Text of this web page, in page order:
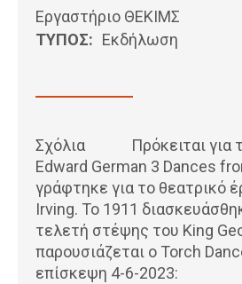
Εργαστήριο ΘΕΚΙΜΣ
ΤΥΠΟΣ: Εκδήλωση
Σχόλια Πρόκειται για
Edward German 3 Dances
γράφτηκε για το θεατρικό
Irving. Το 1911
τελετή στέψης του King
παρουσιάζεται ο Torch
επίσκεψη 4-6-2023: